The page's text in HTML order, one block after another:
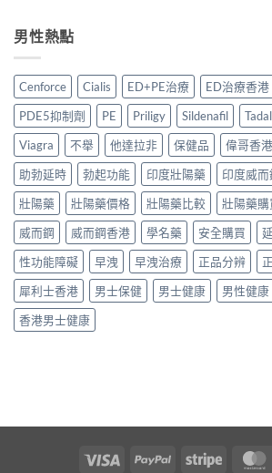
買
略〉
中
真
辨
完
整
攻
略〉
中
熱
士
保
健
品
實
對
比〉
與
買
指
南：
貨
辨
別、
格
較
與
用
家
心
得
片
副
用
安
全
嗎？
2026
香
港
用
真
經
驗
與
安
全
服
男性熱點
Cenforce Cialis ED+PE治療 ED治療香港
PDE5抑制劑
PE Priligy Sildenafil
Viagra
不舉 他達拉非 保健品 偉哥香港
助勃延時
勃起功能 印度壯陽藥 印度威而
壯陽藥
壯陽藥價格 壯陽藥比較 壯陽藥購
威而鋼
威而鋼香港 學名藥 安全購買
性功能障礙
早洩 早洩治療 正品分辨
犀利士香港
男士保健 男士健康 男性健康
香港男士健康
Visa PayPal Stripe